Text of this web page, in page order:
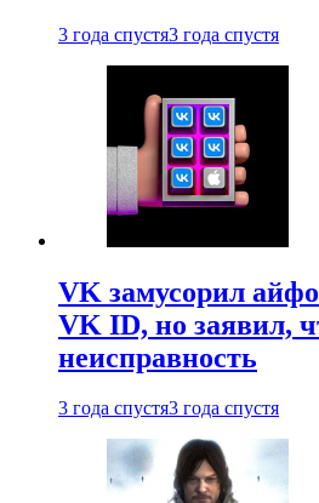
3 года спустя3 года спустя
VK замусорил
VK ID, но заявил,
неисправность
3 года спустя3 года спустя